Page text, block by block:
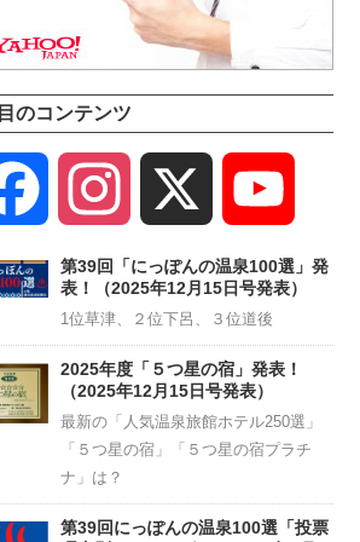
のコンテンツ
Facebook Instagram
Channel
第39回「にっぽんの温泉100選」発
表！（2025年12月15日号発表）
1位草津、２位下呂、３位道後
2025年度「５つ星の宿」発表！
（2025年12月15日号発表）
最新の「人気温泉旅館ホテル250選」
「５つ星の宿」「５つ星の宿プラチ
ナ」は？
第39回にっぽんの温泉100選「投票